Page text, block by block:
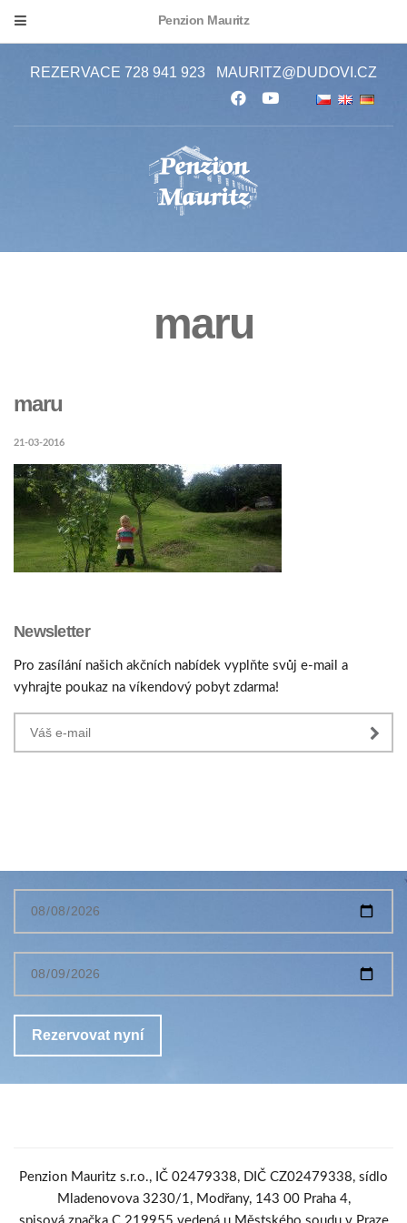
Penzion Mauritz
REZERVACE 728 941 923 MAURITZ@DUDOVI.CZ
maru
maru
21-03-2016
Newsletter
Pro zasílání našich akčních nabídek vyplňte svůj e-mail a
vyhrajte poukaz na víkendový pobyt zdarma!
Penzion Mauritz s.r.o., IČ 02479338, DIČ CZ02479338, sídlo
Mladenovova 3230/1, Modřany, 143 00 Praha 4,